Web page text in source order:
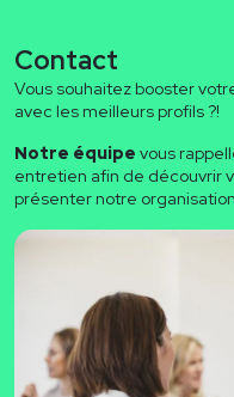
Contact
Vous souhaitez booster
avec les meilleurs profils ?!
Notre équipe vous
entretien afin de découvrir
présenter notre